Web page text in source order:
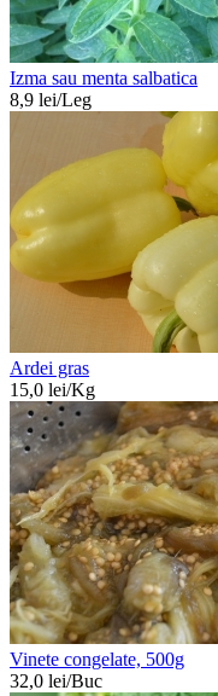
Izma sau menta salbatica
8,9 lei/Leg
Ardei gras
15,0 lei/Kg
Vinete congelate, 500g
32,0 lei/Buc